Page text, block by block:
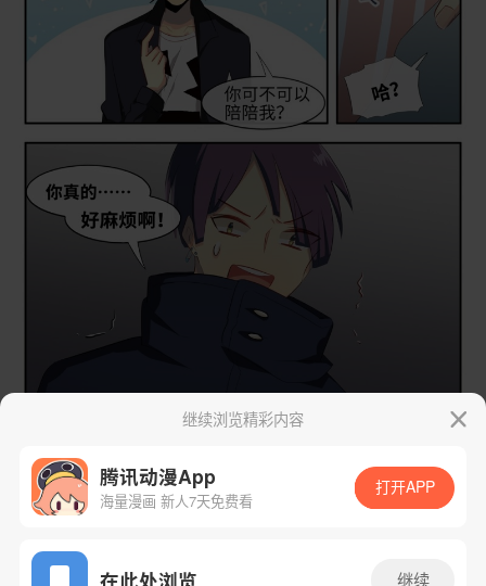
App免费看
继续浏览精彩内容
腾讯动漫App
海量漫画 新人7天免费看
打开APP
在此处浏览 继续